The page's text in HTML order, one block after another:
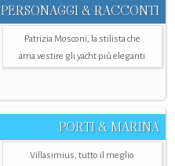
PERSONAGGI & RACCONTI
Patrizia Mosconi, la stilista che
ama vestire gli yacht più eleganti
PORTI & MARINA
Villasimius, tutto il meglio